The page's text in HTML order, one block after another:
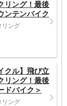
リング！最後
ンテンバイク
リング
クル】飛び立
リング！最後
ドバイク＞
リング